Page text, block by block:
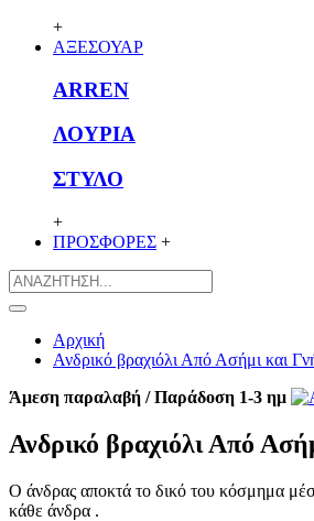
+
ΑΞΕΣΟΥΑΡ
ARREN
ΛΟΥΡΙΑ
ΣΤΥΛΟ
+
ΠΡΟΣΦΟΡΕΣ +
Αρχική
Ανδρικό βραχιόλι Από Ασήμι και
Άμεση παραλαβή / Παράδοση 1-3 ημ
Ανδρικό βραχιόλι Από
Ο άνδρας αποκτά το δικό του κόσμημα
κάθε άνδρα .